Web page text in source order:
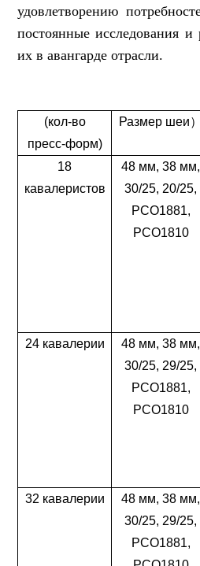
удовлетворению
постоянные исследования и
их в авангарде отрасли.
(кол-во
пресс-форм)
Размер шеи）
18
кавалеристов
48 мм, 38 мм,
30/25, 20/25,
PCO1881,
PCO1810
24 кавалерии
48 мм, 38 мм,
30/25, 29/25,
PCO1881,
PCO1810
32 кавалерии
48 мм, 38 мм,
30/25, 29/25,
PCO1881,